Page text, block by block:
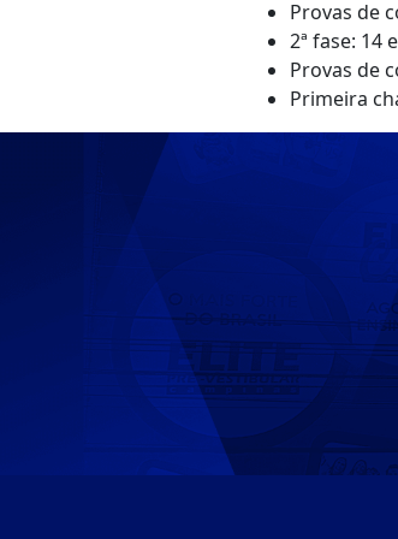
Provas de
2ª fase: 14
Provas de
Primeira